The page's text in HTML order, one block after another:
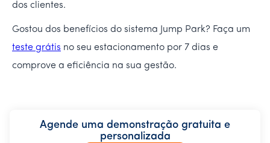
dos clientes.
Gostou dos benefícios do sistema Jump Park? Faça um
teste grátis no seu estacionamento por 7 dias e
comprove a eficiência na sua gestão.
Agende uma demonstração gratuita e
personalizada